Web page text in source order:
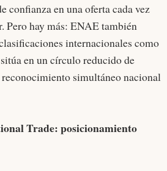
confianza en una oferta cada vez
Pero hay más: ENAE también
internacionales como
en un círculo reducido de
reconocimiento simultáneo nacional
Trade: posicionamiento